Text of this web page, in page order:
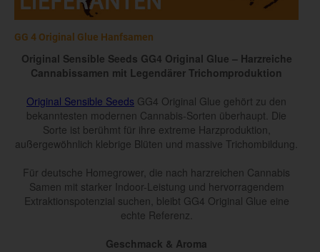
GG 4 Original Glue Hanfsamen
Original Sensible Seeds GG4 Original Glue – Harzreiche
Cannabissamen mit Legendärer Trichomproduktion
Original Sensible Seeds GG4 Original Glue gehört zu den
bekanntesten modernen Cannabis-Sorten überhaupt. Die
Sorte ist berühmt für ihre extreme Harzproduktion,
außergewöhnlich klebrige Blüten und massive Trichombildung.
Für deutsche Homegrower, die nach harzreichen Cannabis
Samen mit starker Indoor-Leistung und hervorragendem
Extraktionspotenzial suchen, bleibt GG4 Original Glue eine
echte Referenz.
Geschmack & Aroma